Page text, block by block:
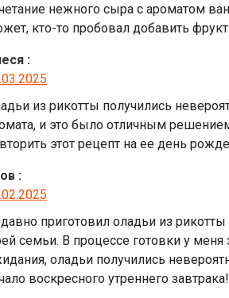
нежного сыра с ароматом
кто-то пробовал добавить
:
из рикотты получились
и это было отличным
этот рецепт на ее день
:
приготовил оладьи из
семьи. В процессе готовки у меня
оладьи получились
воскресного утреннего завтрака!